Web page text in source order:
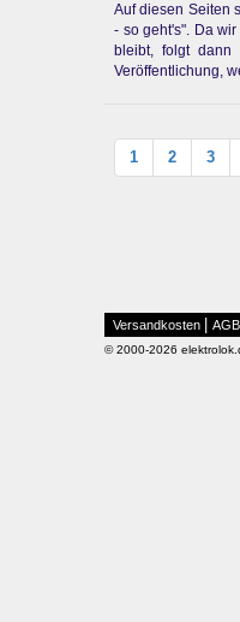
Auf diesen Seiten
- so geht's". Da
bleibt, folgt dann
Veröffentlichung,
1 2 3
Versandkosten AGB
© 2000-2026